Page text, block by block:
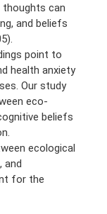
can
and beliefs
point to
health anxiety
Our study
eco-
beliefs
ecological
and
for the